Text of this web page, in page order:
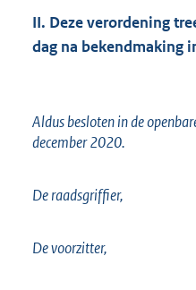
II. Deze verordening
dag na bekendmaking
Aldus besloten in de
december 2020.
De raadsgriffier,
De voorzitter,